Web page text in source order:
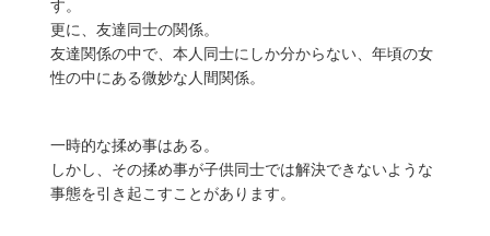
す。
更に、友達同士の関係。
友達関係の中で、本人同士にしか分からない、年頃の女
性の中にある微妙な人間関係。
一時的な揉め事はある。
しかし、その揉め事が子供同士では解決できないような
事態を引き起こすことがあります。